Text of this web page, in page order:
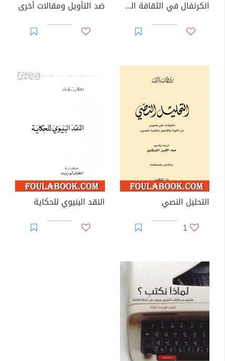
الكرنفال في الثقافة الشعبية ضد التأويل ومقالات أخرى
التحليل النصي
1
النقد البنيوي للحكاية